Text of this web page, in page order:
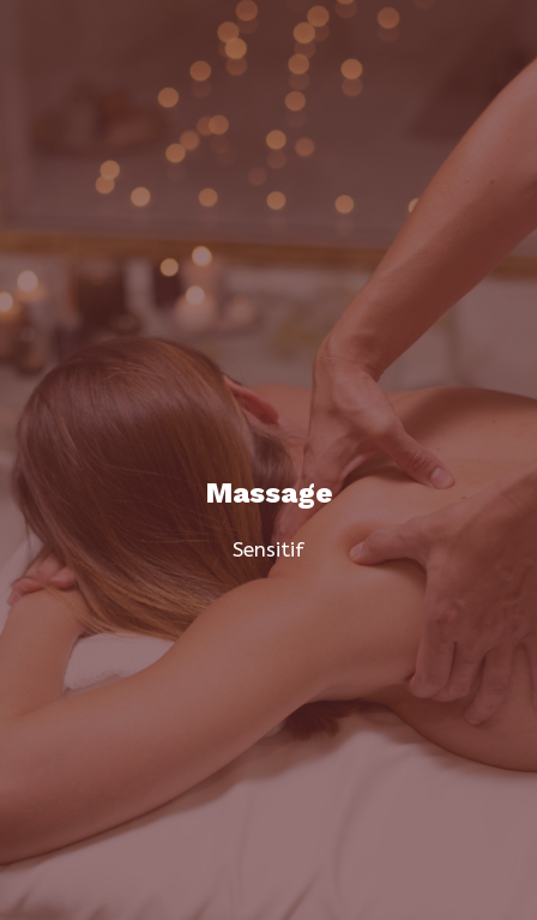
Massage
Sensitif